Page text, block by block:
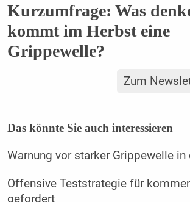
Kurzumfrage: Was
kommt im Herbst eine
Grippewelle?
Zum
Das könnte Sie auch interessieren
Warnung vor starker Grippewelle
Offensive Teststrategie für
gefordert